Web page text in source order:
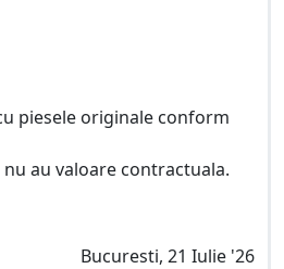
piesele originale conform
au valoare contractuala.
Bucuresti, 21 Iulie '26